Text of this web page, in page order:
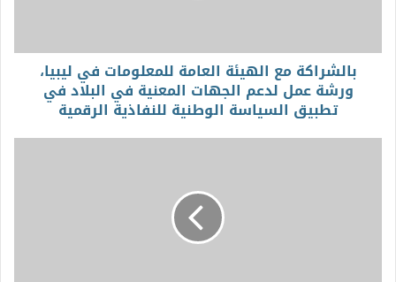
بالشراكة مع الهيئة العامة للمعلومات في ليبيا،
ورشة عمل لدعم الجهات المعنية في البلاد في
تطبيق السياسة الوطنية للنفاذية الرقمية